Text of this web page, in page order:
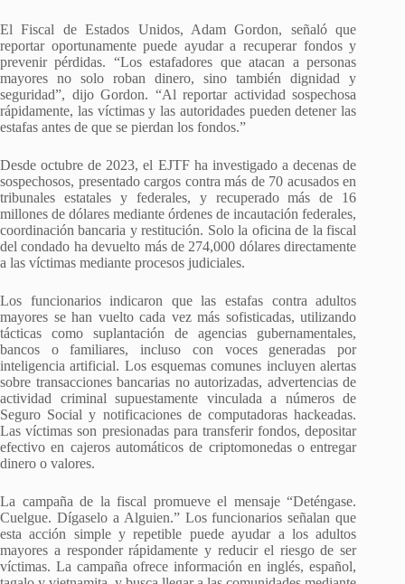
El Fiscal de Estados Unidos, Adam Gordon, señaló que
reportar oportunamente puede ayudar a recuperar fondos y
prevenir pérdidas. “Los estafadores que atacan a personas
mayores no solo roban dinero, sino también dignidad y
seguridad”, dijo Gordon. “Al reportar actividad sospechosa
rápidamente, las víctimas y las autoridades pueden detener las
estafas antes de que se pierdan los fondos.”
Desde octubre de 2023, el EJTF ha investigado a decenas de
sospechosos, presentado cargos contra más de 70 acusados en
tribunales estatales y federales, y recuperado más de 16
millones de dólares mediante órdenes de incautación federales,
coordinación bancaria y restitución. Solo la oficina de la fiscal
del condado ha devuelto más de 274,000 dólares directamente
a las víctimas mediante procesos judiciales.
Los funcionarios indicaron que las estafas contra adultos
mayores se han vuelto cada vez más sofisticadas, utilizando
tácticas como suplantación de agencias gubernamentales,
bancos o familiares, incluso con voces generadas por
inteligencia artificial. Los esquemas comunes incluyen alertas
sobre transacciones bancarias no autorizadas, advertencias de
actividad criminal supuestamente vinculada a números de
Seguro Social y notificaciones de computadoras hackeadas.
Las víctimas son presionadas para transferir fondos, depositar
efectivo en cajeros automáticos de criptomonedas o entregar
dinero o valores.
La campaña de la fiscal promueve el mensaje “Deténgase.
Cuelgue. Dígaselo a Alguien.” Los funcionarios señalan que
esta acción simple y repetible puede ayudar a los adultos
mayores a responder rápidamente y reducir el riesgo de ser
víctimas. La campaña ofrece información en inglés, español,